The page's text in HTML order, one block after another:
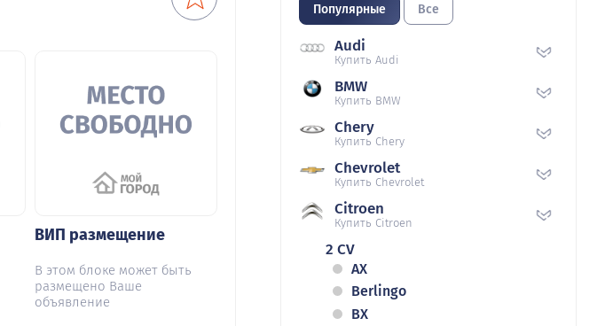
ВИП размещение
В этом блоке может быть
размещено Ваше
объявление
Популярные Все
Audi
Купить Audi
BMW
Купить BMW
Chery
Купить Chery
Chevrolet
Купить Chevrolet
Citroen
Купить Citroen
2 CV
AX
Berlingo
BX